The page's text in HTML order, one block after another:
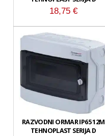
18,75 €
RAZVODNI ORMAR IP65 12M
TEHNOPLAST SERIJA D